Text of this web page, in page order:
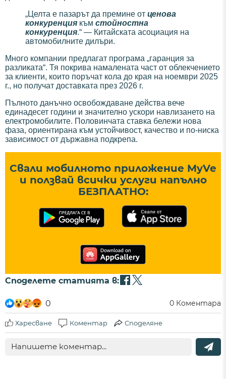
„Целта е пазарът да премине от ценова
конкуренция към стойностна
конкуренция.“ — Китайската асоциация на
автомобилните дилъри.
Много компании предлагат програма „гаранция за
разликата“. Тя покрива намалената част от облекчението
за клиенти, които поръчат кола до края на ноември 2025
г., но получат доставката през 2026 г.
Пълното данъчно освобождаване действа вече
единадесет години и значително ускори навлизането на
електромобилите. Половинчата ставка бележи нова
фаза, ориентирана към устойчивост, качество и по-ниска
зависимост от държавна подкрепа.
Свали мобилното приложение MyVe
и ползвай всички услуги напълно
БЕЗПЛАТНО:
Споделете статията в:
0 0 Коментара
Харесване Коментар Споделяне